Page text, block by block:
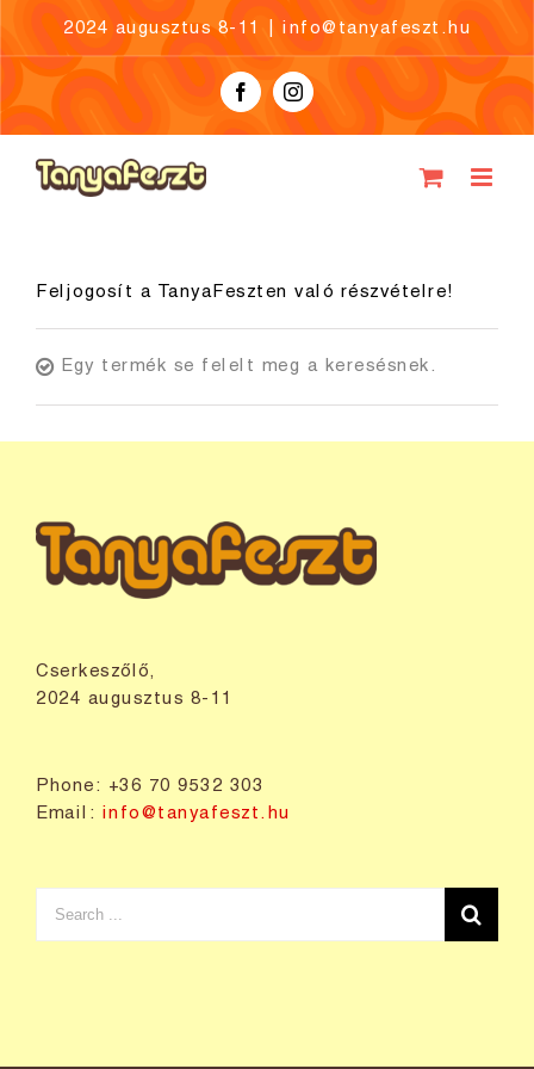
content
2024 augusztus 8-11 info@tanyafeszt.hu
FacebookInstagram
Feljogosít a TanyaFeszten való részvételre!
Egy termék se felelt meg a keresésnek.
Cserkeszőlő,
2024 augusztus 8-11
Phone: +36 70 9532 303
Email: info@tanyafeszt.hu